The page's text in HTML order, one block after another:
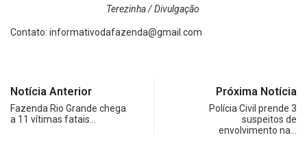
Terezinha / Divulgação
Contato: informativodafazenda@gmail.com
Notícia Anterior
Fazenda Rio Grande chega
a 11 vítimas fatais…
Próxima Notícia
Polícia Civil prende 3
suspeitos de
envolvimento na…